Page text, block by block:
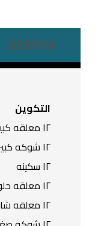
DESCRIPTION
التكوين
١٢ معلقه كبير ه
١٢ شوكه كبيره
١٢ سكينه
١٢ معلقه حلوه
١٢ معلقه شاي